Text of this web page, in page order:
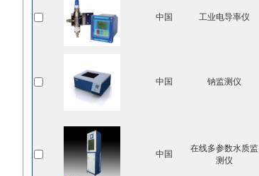
中国 工业电导率仪
中国 钠监测仪
中国
在线多参数水质监
测仪